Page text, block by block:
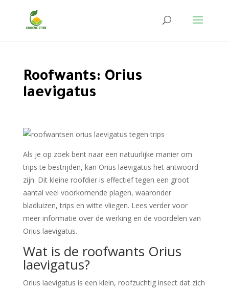
Roofwants: Orius
laevigatus
Als je op zoek bent naar een natuurlijke manier om
trips te bestrijden, kan Orius laevigatus het antwoord
zijn. Dit kleine roofdier is effectief tegen een groot
aantal veel voorkomende plagen, waaronder
bladluizen, trips en witte vliegen. Lees verder voor
meer informatie over de werking en de voordelen van
Orius laevigatus.
Wat is de roofwants Orius
laevigatus?
Orius laevigatus is een klein, roofzuchtig insect dat zich